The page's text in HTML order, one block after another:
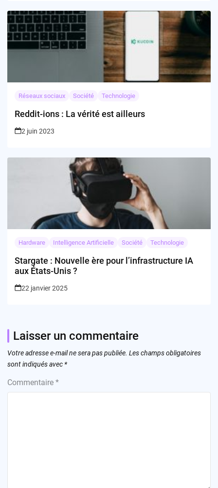
Réseaux sociaux Société Technologie
Reddit-ions : La vérité est ailleurs
2 juin 2023
Hardware Intelligence Artificielle Société Technologie
Stargate : Nouvelle ère pour l’infrastructure IA
aux États-Unis ?
22 janvier 2025
Laisser un commentaire
Votre adresse e-mail ne sera pas publiée. Les champs obligatoires
sont indiqués avec *
Commentaire *